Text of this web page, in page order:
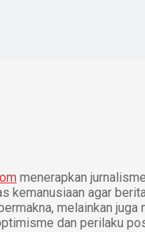
menerapkan
kemanusiaan agar
melainkan juga
dan perilaku